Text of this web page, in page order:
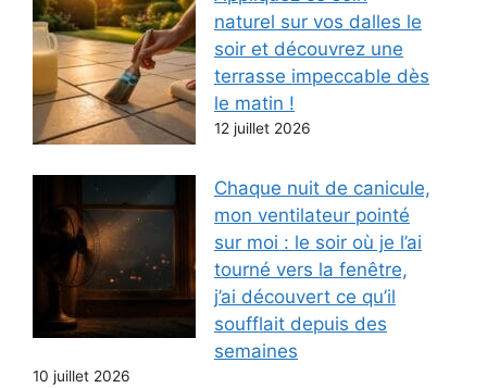
naturel sur vos dalles le
soir et découvrez une
terrasse impeccable dès
le matin !
12 juillet 2026
Chaque nuit de canicule,
mon ventilateur pointé
sur moi : le soir où je l’ai
tourné vers la fenêtre,
j’ai découvert ce qu’il
soufflait depuis des
semaines
10 juillet 2026